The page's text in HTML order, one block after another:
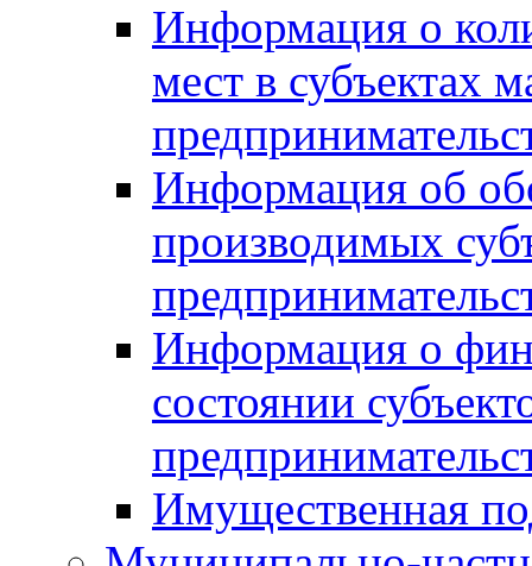
Информация о
мест в субъектах
Информация об
производимых
Информация о
состоянии
Имущественная